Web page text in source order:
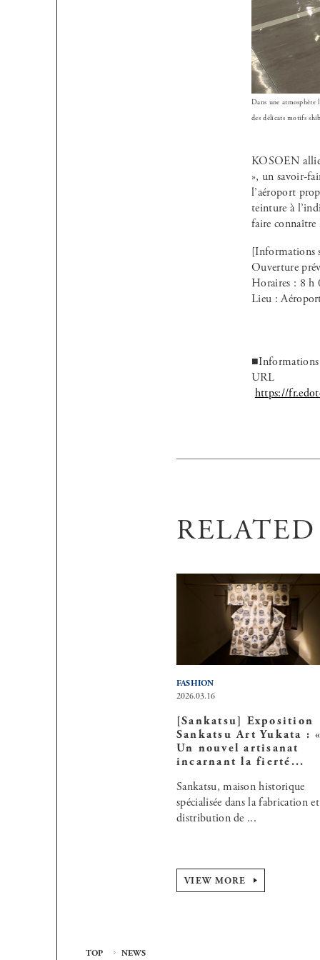
Dans une atmosphère
des délicats motifs
KOSOEN
», un savoir-
l’aéroport
teinture à
faire connaître
[Informations
Ouverture
Horaires : 8 h
Lieu :
■Informations
URL
https://
2026.03.16
[Sankatsu] Exposition
Sankatsu Art Yukata :
Un nouvel artisanat
incarnant la fierté...
Sankatsu, maison historique
spécialisée dans la fabrication
distribution de ...
FASHION
VIEW MORE
TOP NEWS